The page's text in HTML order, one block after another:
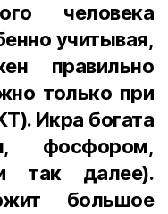
человека
учитывая,
правильно
только при
Икра богата
фосфором,
так далее).
большое